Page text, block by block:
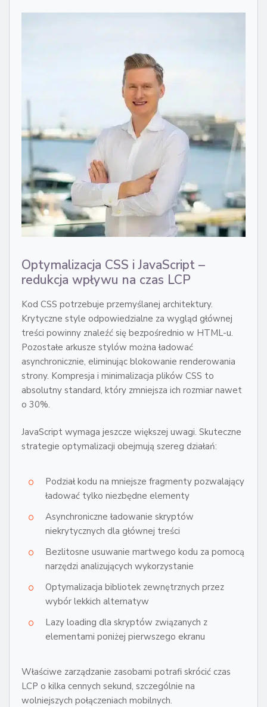
Optymalizacja CSS i JavaScript –
redukcja wpływu na czas LCP
Kod CSS potrzebuje przemyślanej architektury.
Krytyczne style odpowiedzialne za wygląd głównej
treści powinny znaleźć się bezpośrednio w HTML-u.
Pozostałe arkusze stylów można ładować
asynchronicznie, eliminując blokowanie renderowania
strony. Kompresja i minimalizacja plików CSS to
absolutny standard, który zmniejsza ich rozmiar nawet
o 30%.
JavaScript wymaga jeszcze większej uwagi. Skuteczne
strategie optymalizacji obejmują szereg działań:
Podział kodu na mniejsze fragmenty pozwalający
ładować tylko niezbędne elementy
Asynchroniczne ładowanie skryptów
niekrytycznych dla głównej treści
Bezlitosne usuwanie martwego kodu za pomocą
narzędzi analizujących wykorzystanie
Optymalizacja bibliotek zewnętrznych przez
wybór lekkich alternatyw
Lazy loading dla skryptów związanych z
elementami poniżej pierwszego ekranu
Właściwe zarządzanie zasobami potrafi skrócić czas
LCP o kilka cennych sekund, szczególnie na
wolniejszych połączeniach mobilnych.